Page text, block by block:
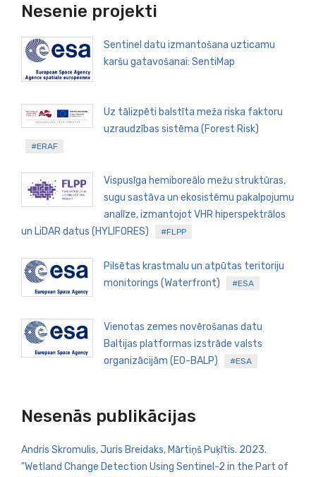
Nesenie projekti
Sentinel datu izmantošana uzticamu
karšu gatavošanai: SentiMap
Uz tālizpēti balstīta meža riska faktoru
uzraudzības sistēma (Forest Risk)
#ERAF
Vispusīga hemiboreālo mežu struktūras,
sugu sastāva un ekosistēmu pakalpojumu
analīze, izmantojot VHR hiperspektrālos
un LiDAR datus (HYLIFORES)
#FLPP
Pilsētas krastmalu un atpūtas teritoriju
monitorings (Waterfront)
#ESA
Vienotas zemes novērošanas datu
Baltijas platformas izstrāde valsts
organizācijām (EO-BALP)
#ESA
Nesenās publikācijas
Andris Skromulis, Juris Breidaks, Mārtiņš Puķītis. 2023.
"Wetland Change Detection Using Sentinel-2 in the Part of